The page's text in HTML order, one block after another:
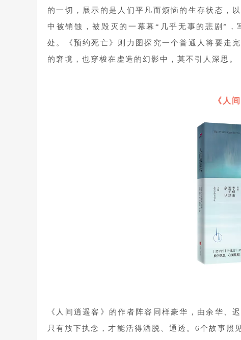
的一切，展示的是人们平凡而烦恼的生存状态，
中被销蚀，被毁灭的一幕幕“几乎无事的悲剧”
处。《预约死亡》则力图探究一个普通人将要走
的窘境，也穿梭在虚造的幻影中，莫不引人深思。
《人
《人间逍遥客》的作者阵容同样豪华，由余华、
只有放下执念，才能活得洒脱、通透。6个故事照